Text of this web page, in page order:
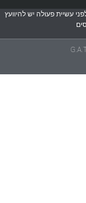
פעולה יש להיוועץ